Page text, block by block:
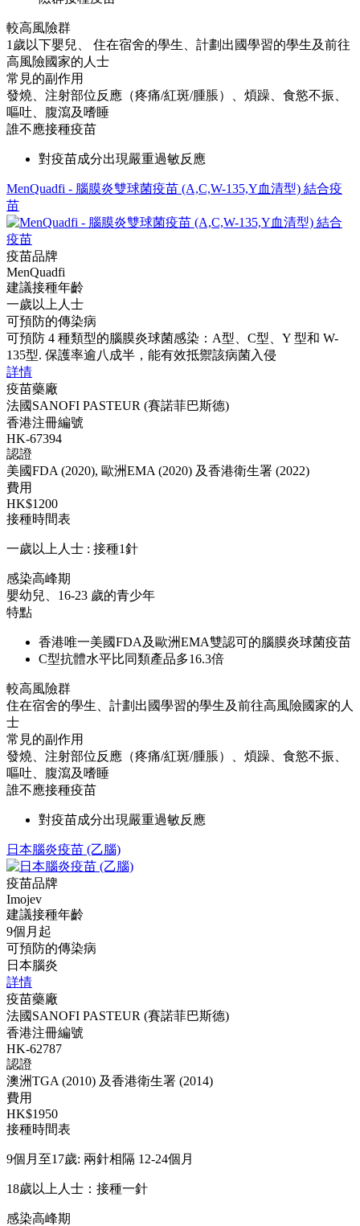
較高風險群
1歲以下嬰兒、 住在宿舍的學生、計劃出國學習的學生及前往
高風險國家的人士
常見的副作用
發燒、注射部位反應（疼痛/紅斑/腫脹）、煩躁、食慾不振、
嘔吐、腹瀉及嗜睡
誰不應接種疫苗
對疫苗成分出現嚴重過敏反應
MenQuadfi - 腦膜炎雙球菌疫苗 (A,C,W-135,Y血清型) 結合疫
苗
疫苗品牌
MenQuadfi
建議接種年齡
一歲以上人士
可預防的傳染病
可預防 4 種類型的腦膜炎球菌感染：A型、C型、Y 型和 W-
135型. 保護率逾八成半，能有效抵禦該病菌入侵
詳情
疫苗藥廠
法國SANOFI PASTEUR (賽諾菲巴斯德)
香港注冊編號
HK-67394
認證
美國FDA (2020), 歐洲EMA (2020) 及香港衛生署 (2022)
費用
HK$1200
接種時間表
一歲以上人士 : 接種1針
感染高峰期
嬰幼兒、16-23 歲的青少年
特點
香港唯一美國FDA及歐洲EMA雙認可的腦膜炎球菌疫苗
C型抗體水平比同類產品多16.3倍
較高風險群
住在宿舍的學生、計劃出國學習的學生及前往高風險國家的人
士
常見的副作用
發燒、注射部位反應（疼痛/紅斑/腫脹）、煩躁、食慾不振、
嘔吐、腹瀉及嗜睡
誰不應接種疫苗
對疫苗成分出現嚴重過敏反應
日本腦炎疫苗 (乙腦)
疫苗品牌
Imojev
建議接種年齡
9個月起
可預防的傳染病
日本腦炎
詳情
疫苗藥廠
法國SANOFI PASTEUR (賽諾菲巴斯德)
香港注冊編號
HK-62787
認證
澳洲TGA (2010) 及香港衛生署 (2014)
費用
HK$1950
接種時間表
9個月至17歲: 兩針相隔 12-24個月
18歲以上人士：接種一針
感染高峰期